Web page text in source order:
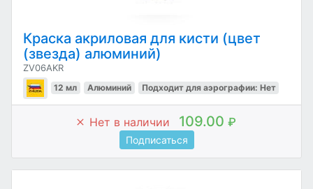
Краска акриловая для кисти (цвет
(звезда) алюминий)
ZV06AKR
12 мл Алюминий Подходит для аэрографии: Нет
Нет в наличии 109.00 ₽
Подписаться